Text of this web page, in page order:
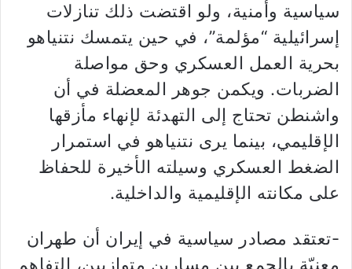
سياسية وأمنية، ولو اقتضت ذلك تنازلات
إسرائيلية “مؤلمة”، في حين يتمسك نتنياهو
بحرية العمل العسكري وحق مواصلة
الضربات. ويكمن جوهر المعضلة في أن
واشنطن تحتاج إلى التهدئة لإنهاء مأزقها
الإقليمي، بينما يرى نتنياهو في استمرار
الضغط العسكري وسيلته الأخيرة للحفاظ
على مكانته الإقليمية والداخلية.
-تعتقد مصادر سياسية في إيران أن طهران
معنيّة بالجمع بين مسارين متوازيين، التفاهم